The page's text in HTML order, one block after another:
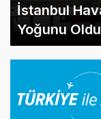
İstanbul
Yoğunu